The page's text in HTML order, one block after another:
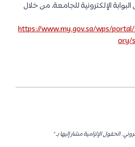
الإلكترونية للجامعة، من خلال
https://www.my.gov.sa/wps/
ory/
الحقول الإلزامية مشار إليها بـ*